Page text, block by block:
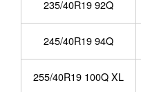
235/40R19 92Q
245/40R19 94Q
255/40R19 100Q XL